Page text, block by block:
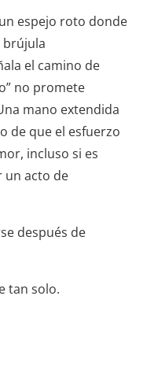
espejo roto donde
brújula
el camino de
no promete
mano extendida
de que el esfuerzo
incluso si es
acto de
después de
tan solo.